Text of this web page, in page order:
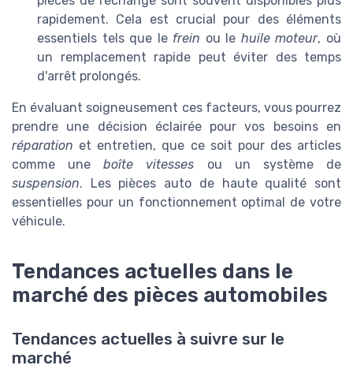
rapidement. Cela est crucial pour des éléments
essentiels tels que le frein ou le huile moteur, où
un remplacement rapide peut éviter des temps
d'arrêt prolongés.
En évaluant soigneusement ces facteurs, vous pourrez
prendre une décision éclairée pour vos besoins en
réparation et entretien, que ce soit pour des articles
comme uneboîte vitesses ou un système de
suspension. Les pièces auto de haute qualité sont
essentielles pour un fonctionnement optimal de votre
véhicule.
Tendances actuelles dans le
marché des pièces automobiles
Tendances actuelles à suivre sur le
marché